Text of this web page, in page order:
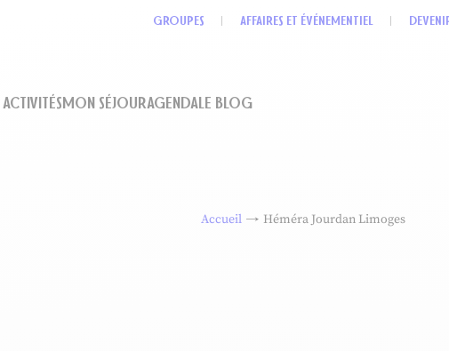
GROUPES AFFAIRES ET ÉVÉNEMENTIEL
Accueil Héméra Jourdan Limoges
MON SÉJOURAGENDALE BLOG